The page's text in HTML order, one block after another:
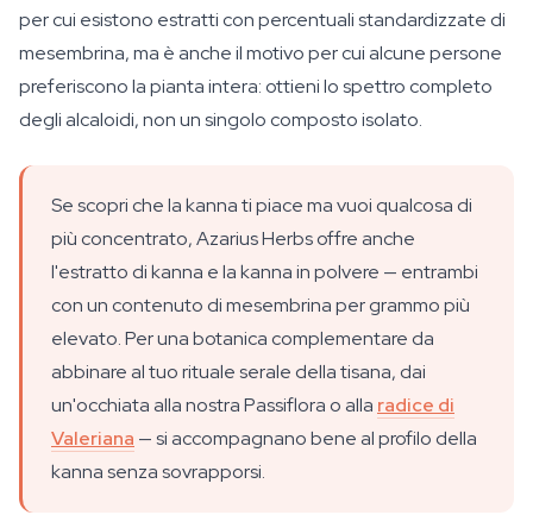
per cui esistono estratti con percentuali standardizzate di
mesembrina, ma è anche il motivo per cui alcune persone
preferiscono la pianta intera: ottieni lo spettro completo
degli alcaloidi, non un singolo composto isolato.
Se scopri che la kanna ti piace ma vuoi qualcosa di
più concentrato, Azarius Herbs offre anche
l'estratto di kanna e la kanna in polvere — entrambi
con un contenuto di mesembrina per grammo più
elevato. Per una botanica complementare da
abbinare al tuo rituale serale della tisana, dai
un'occhiata alla nostra Passiflora o alla radice di
Valeriana — si accompagnano bene al profilo della
kanna senza sovrapporsi.